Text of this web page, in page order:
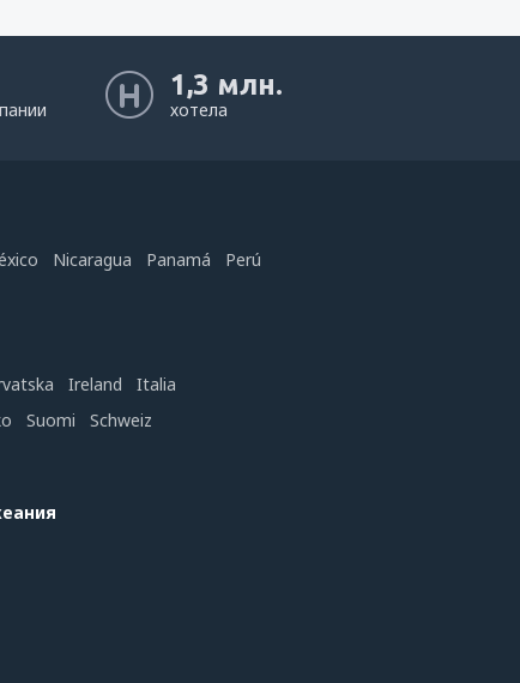
1,3 млн.
хотела
Nicaragua Panamá
Perú
Ireland
Italia
Suomi
Schweiz